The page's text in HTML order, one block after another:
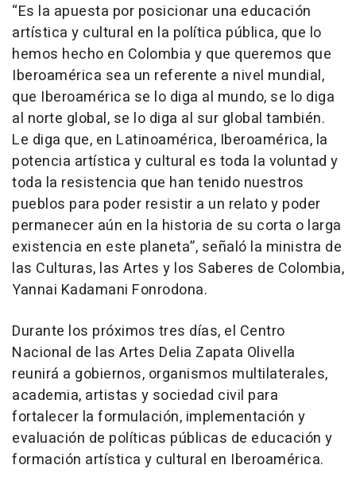
“Es la apuesta por posicionar una educación
artística y cultural en la política pública, que lo
hemos hecho en Colombia y que queremos que
Iberoamérica sea un referente a nivel mundial,
que Iberoamérica se lo diga al mundo, se lo diga
al norte global, se lo diga al sur global también.
Le diga que, en Latinoamérica, Iberoamérica, la
potencia artística y cultural es toda la voluntad y
toda la resistencia que han tenido nuestros
pueblos para poder resistir a un relato y poder
permanecer aún en la historia de su corta o larga
existencia en este planeta”, señaló la ministra de
las Culturas, las Artes y los Saberes de Colombia,
Yannai Kadamani Fonrodona.
Durante los próximos tres días, el Centro
Nacional de las Artes Delia Zapata Olivella
reunirá a gobiernos, organismos multilaterales,
academia, artistas y sociedad civil para
fortalecer la formulación, implementación y
evaluación de políticas públicas de educación y
formación artística y cultural en Iberoamérica.